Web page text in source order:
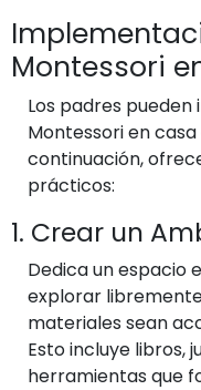
Montessori
Los padres
Montessori en
continuación,
prácticos:
1. Crear un
Dedica un espacio
explorar
materiales sean
Esto incluye libros,
herramientas que